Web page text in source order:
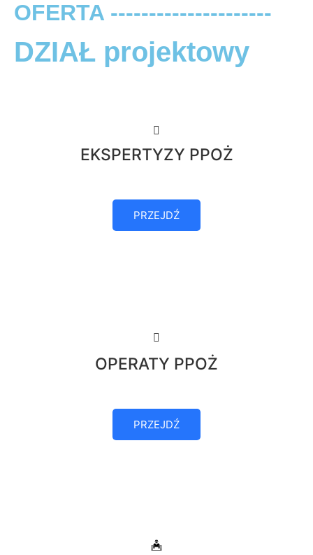
OFERTA ---------------------
DZIAŁ projektowy
EKSPERTYZY PPOŻ
PRZEJDŹ
OPERATY PPOŻ
PRZEJDŹ